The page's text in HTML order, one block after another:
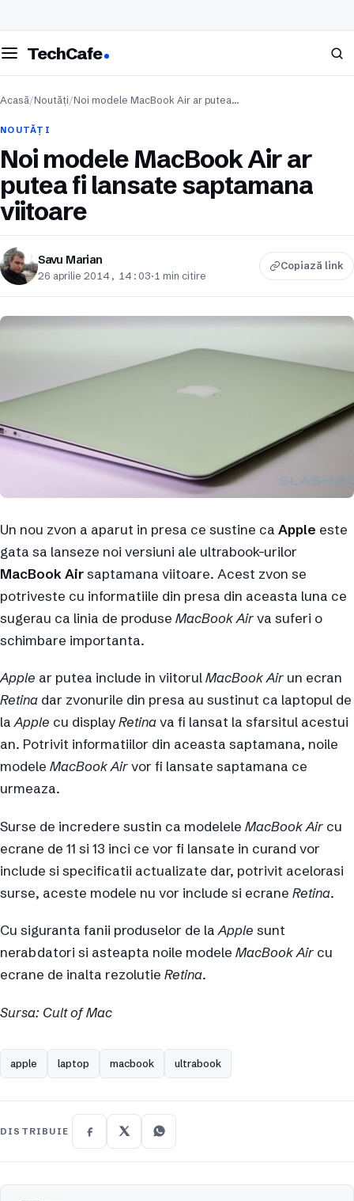
meniul
TechCafe Caută
Acasă/Noutăți/Noi modele MacBook Air ar putea…
NOUTĂȚI
Noi modele MacBook Air ar
putea fi lansate saptamana
viitoare
Savu Marian
26 aprilie 2014, 14:03·1 min citire
Copiază link
Un nou zvon a aparut in presa ce sustine ca Apple este
gata sa lanseze noi versiuni ale ultrabook-urilor
MacBook Airsaptamana viitoare. Acest zvon se
potriveste cu informatiile din presa din aceasta luna ce
sugerau ca linia de produse MacBook Airva suferi o
schimbare importanta.
Apple ar putea include in viitorulMacBook Air un ecran
Retina dar zvonurile din presa au sustinut ca laptopul de
la Apple cu displayRetinava fi lansat la sfarsitul acestui
an. Potrivit informatiilor din aceasta saptamana, noile
modele MacBook Airvor fi lansate saptamana ce
urmeaza.
Surse de incredere sustin ca modelele MacBook Air cu
ecrane de 11 si 13 inci ce vor fi lansate in curand vor
include si specificatii actualizate dar, potrivit acelorasi
surse, aceste modele nu vor include si ecrane Retina.
Cu siguranta fanii produselor de la Apple sunt
nerabdatori si asteapta noile modele MacBook Air cu
ecrane de inalta rezolutie Retina.
Sursa: Cult of Mac
apple laptop macbook ultrabook
DISTRIBUIE